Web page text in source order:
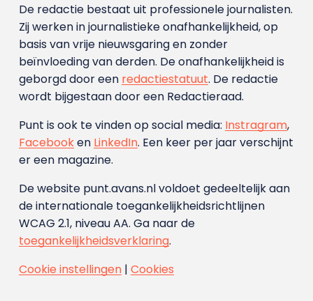
De redactie bestaat uit professionele journalisten.
Zij werken in journalistieke onafhankelijkheid, op
basis van vrije nieuwsgaring en zonder
beïnvloeding van derden. De onafhankelijkheid is
geborgd door een redactiestatuut. De redactie
wordt bijgestaan door een Redactieraad.
Punt is ook te vinden op social media: Instragram,
Facebooken LinkedIn. Een keer per jaar verschijnt
er een magazine.
De website punt.avans.nl voldoet gedeeltelijk aan
de internationale toegankelijkheidsrichtlijnen
WCAG 2.1, niveau AA. Ga naar de
toegankelijkheidsverklaring.
Cookie instellingen| Cookies